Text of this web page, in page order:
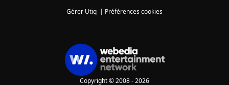
Gérer Utiq | Préférences cookies
Copyright © 2008 - 2026